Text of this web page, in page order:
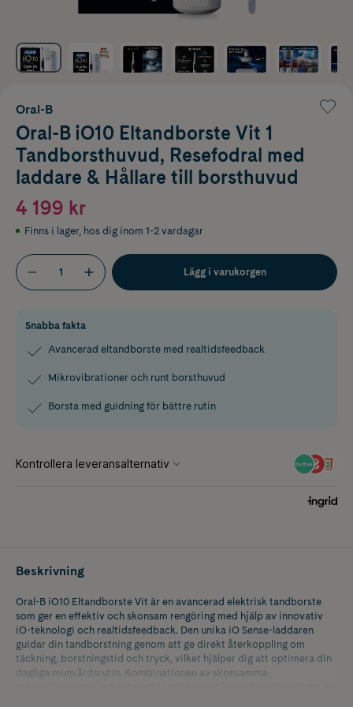
Oral-B
Oral-B iO10 Eltandborste Vit 1
Tandborsthuvud, Resefodral med
laddare & Hållare till borsthuvud
4 199 kr
Finns i lager, hos dig inom 1-2 vardagar
Lägg i varukorgen
Snabba fakta
Avancerad eltandborste med realtidsfeedback
Mikrovibrationer och runt borsthuvud
Borsta med guidning för bättre rutin
Beskrivning
Oral-B iO10 Eltandborste Vit är en avancerad elektrisk tandborste
som ger en effektiv och skonsam rengöring med hjälp av innovativ
iO-teknologi och realtidsfeedback. Den unika iO Sense-laddaren
guidar din tandborstning genom att ge direkt återkoppling om
täckning, borstningstid och tryck, vilket hjälper dig att optimera din
dagliga munvårdsrutin. Kombinationen av skonsamma